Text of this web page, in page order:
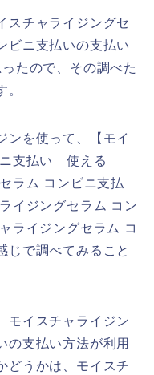
スチャライジングセ
ビニ支払いの支払い
たので、その調べた
。
ンを使って、【モイ
ニ支払い 使える
ラム コンビニ支払
イジングセラム コン
ライジングセラム コ
で調べてみること
モイスチャライジン
の支払い方法が利用
どうかは、モイスチ